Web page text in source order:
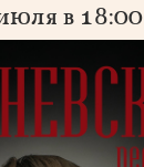
в 18:00